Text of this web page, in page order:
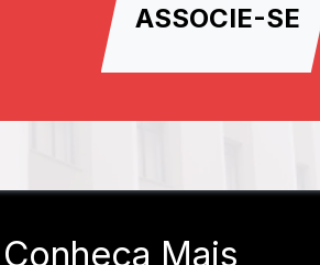
ASSOCIE-SE
Conheça Mais